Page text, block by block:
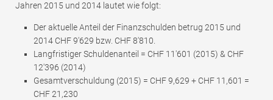
Jahren 2015 und 2014 lautet wie folgt:
Der aktuelle Anteil der Finanzschulden betrug 2015 und
2014 CHF 9'629 bzw. CHF 8'810.
Langfristiger Schuldenanteil = CHF 11'601 (2015) & CHF
12'396 (2014)
Gesamtverschuldung (2015) = CHF 9,629 + CHF 11,601 =
CHF 21,230